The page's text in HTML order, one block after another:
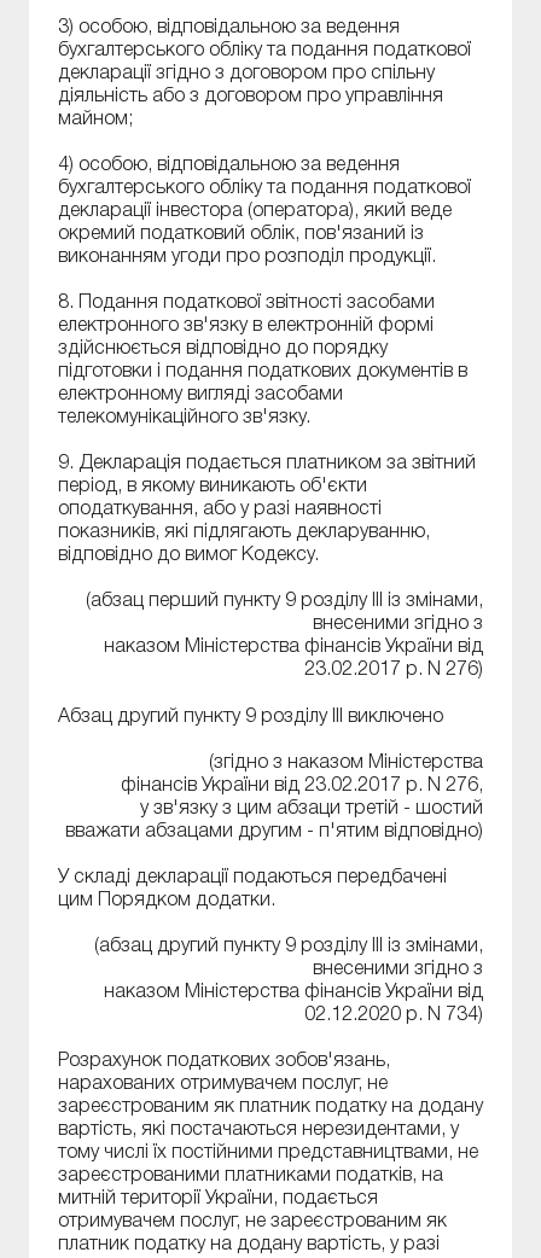
3) особою, відповідальною за ведення
бухгалтерського обліку та подання податкової
декларації згідно з договором про спільну
діяльність або з договором про управління
майном;
4) особою, відповідальною за ведення
бухгалтерського обліку та подання податкової
декларації інвестора (оператора), який веде
окремий податковий облік, пов'язаний із
виконанням угоди про розподіл продукції.
8. Подання податкової звітності засобами
електронного зв'язку в електронній формі
здійснюється відповідно до порядку
підготовки і подання податкових документів в
електронному вигляді засобами
телекомунікаційного зв'язку.
9. Декларація подається платником за звітний
період, в якому виникають об'єкти
оподаткування, або у разі наявності
показників, які підлягають декларуванню,
відповідно до вимог Кодексу.
(абзац перший пункту 9 розділу ІІІ із змінами,
внесеними згідно з
наказом Міністерства фінансів України від
23.02.2017 р. N 276)
Абзац другий пункту 9 розділу ІІІ виключено
(згідно з наказом Міністерства
фінансів України від 23.02.2017 р. N 276,
у зв'язку з цим абзаци третій - шостий
вважати абзацами другим - п'ятим відповідно)
У складі декларації подаються передбачені
цим Порядком додатки.
(абзац другий пункту 9 розділу ІІІ із змінами,
внесеними згідно з
наказом Міністерства фінансів України від
02.12.2020 р. N 734)
Розрахунок податкових зобов'язань,
нарахованих отримувачем послуг, не
зареєстрованим як платник податку на додану
вартість, які постачаються нерезидентами, у
тому числі їх постійними представництвами, не
зареєстрованими платниками податків, на
митній території України, подається
отримувачем послуг, не зареєстрованим як
платник податку на додану вартість, у разі